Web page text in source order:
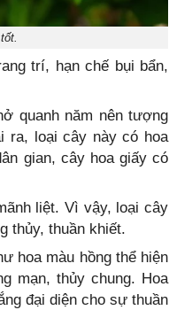
trí, hạn chế bụi bẩn,
quanh năm nên tượng
ra, loại cây này có hoa
gian, cây hoa giấy có
liệt. Vì vậy, loại cây
thủy, thuần khiết.
hoa màu hồng thể hiện
mạn, thủy chung. Hoa
đại diện cho sự thuần